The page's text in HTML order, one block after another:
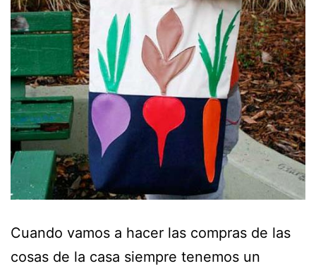
Cuando vamos a hacer las compras de las
cosas de la casa siempre tenemos un